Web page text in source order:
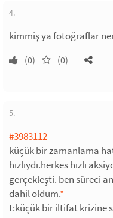
4.
kimmiş ya fotoğraflar
(0) (0)
5.
#3983112
küçük bir zamanlama
hızlıydı.herkes hızlı
gerçekleşti. ben süreci
dahil oldum.*
t:küçük bir iltifat krizine